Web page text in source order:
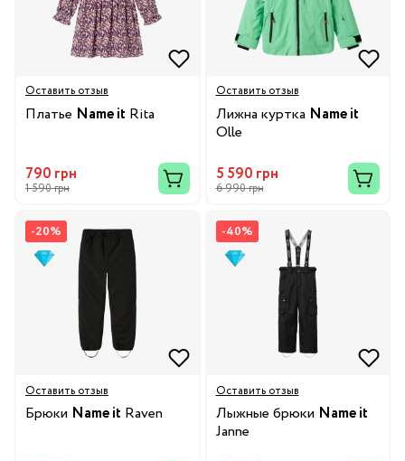
Оставить отзыв
Платье Name it Rita
790 грн
1 590 грн
Оставить отзыв
Лижна куртка Name it
Olle
5 590 грн
6 990 грн
-20%
Оставить отзыв
Брюки Name it Raven
-40%
Оставить отзыв
Лыжные брюки Name it
Janne